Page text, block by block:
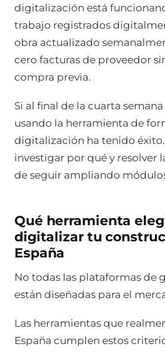
digitalización está
trabajo registrados
obra actualizado
cero facturas de proveedor
compra previa.
Si al final de la cuarta
usando la herramienta de
digitalización ha tenido éxito.
investigar por qué y resolver
de seguir ampliando
Qué herramienta
digitalizar tu
España
No todas las plataformas de
están diseñadas para el
Las herramientas que
España cumplen estos